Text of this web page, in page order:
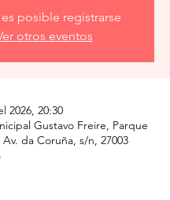
es posible registrarse
otros eventos
2026, 20:30
Gustavo Freire, Parque
da Coruña, s/n, 27003